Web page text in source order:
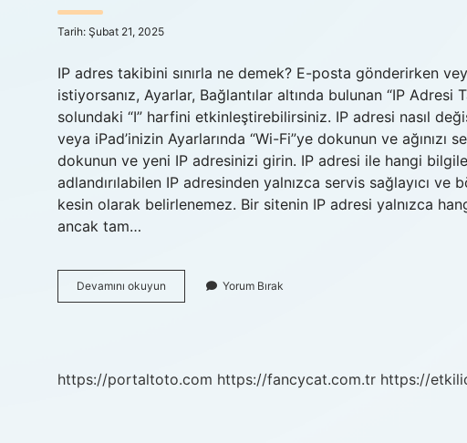
Tarih: Şubat 21, 2025
IP adres takibini sınırla ne demek? E-posta gönderirken
istiyorsanız, Ayarlar, Bağlantılar altında bulunan “IP Adresi
solundaki “I” harfini etkinleştirebilirsiniz. IP adresi nasıl
veya iPad’inizin Ayarlarında “Wi-Fi”ye dokunun ve ağınızı
dokunun ve yeni IP adresinizi girin. IP adresi ile hangi
adlandırılabilen IP adresinden yalnızca servis sağlayıcı
kesin olarak belirlenemez. Bir sitenin IP adresi yalnızca
ancak tam…
Devamını okuyun
Ip
Demek
Yorum Bırak
https://portaltoto.com https://fancycat.com.tr https://